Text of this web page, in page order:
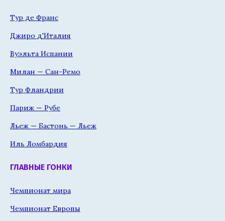
Тур де Франс
Джиро д'Италия
Вуэльта Испании
Милан — Сан-Ремо
Тур Фландрии
Париж — Рубе
Льеж — Бастонь — Льеж
Иль Ломбардия
ГЛАВНЫЕ ГОНКИ
Чемпионат мира
Чемпионат Европы